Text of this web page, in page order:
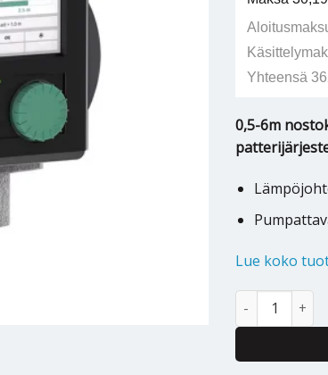
Yhteensä
0,5-6m
Lue koko